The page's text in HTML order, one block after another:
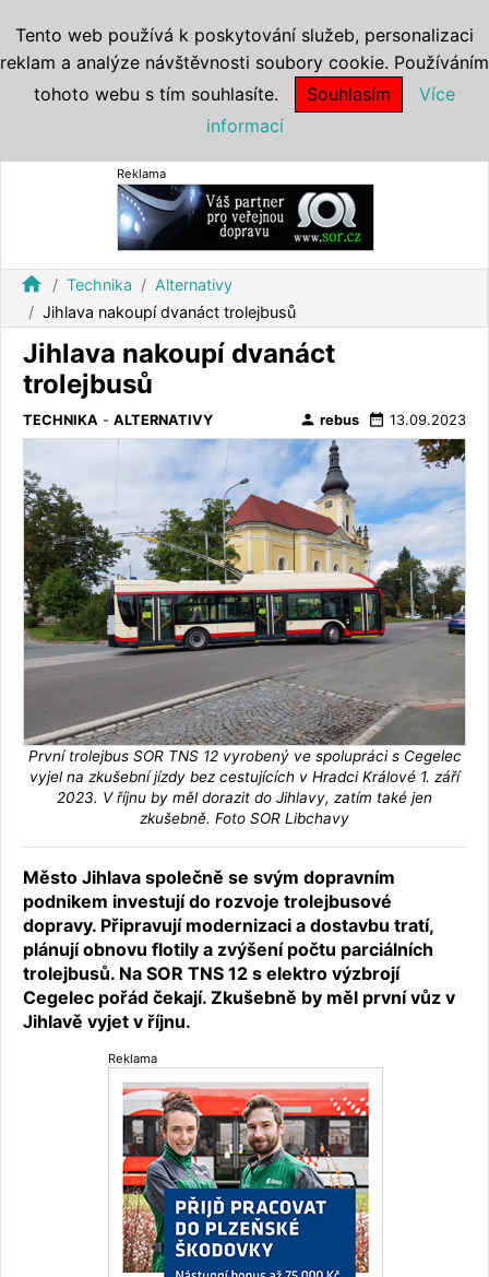
Reklama
home Technika
Alternativy
Jihlava nakoupí dvanáct trolejbusů
Jihlava nakoupí dvanáct
trolejbusů
TECHNIKA - ALTERNATIVY person rebus date_range 13.09.2023
První trolejbus SOR TNS 12 vyrobený ve spolupráci s Cegelec
vyjel na zkušební jízdy bez cestujících v Hradci Králové 1. září
2023. V říjnu by měl dorazit do Jihlavy, zatím také jen
zkušebně. Foto SOR Libchavy
Město Jihlava společně se svým dopravním
podnikem investují do rozvoje trolejbusové
dopravy. Připravují modernizaci a dostavbu tratí,
plánují obnovu flotily a zvýšení počtu parciálních
trolejbusů. Na SOR TNS 12 s elektro výzbrojí
Cegelec pořád čekají. Zkušebně by měl první vůz v
Jihlavě vyjet v říjnu.
Reklama
Tento web používá k poskytování služeb, personalizaci
reklam a analýze návštěvnosti soubory cookie. Používáním
tohoto webu s tím souhlasíte.
Souhlasím
Více
informací